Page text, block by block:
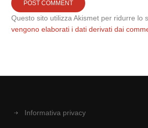
Questo sito utilizza Akismet per ridurre lo
vengono elaborati i dati derivati dai
Informativa privacy